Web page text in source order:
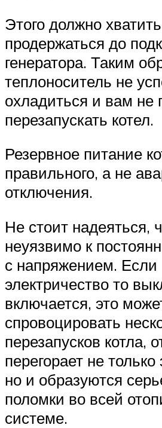
Этого должно
продержаться до
генератора. Таким
теплоноситель не
охладиться и вам не
перезапускать котел.
Резервное питание
правильного, а не
отключения.
Не стоит надеяться,
неуязвимо к
с напряжением. Если
электричество то
включается, это
спровоцировать
перезапусков котла,
перегорает не только
но и образуются
поломки во всей
системе.